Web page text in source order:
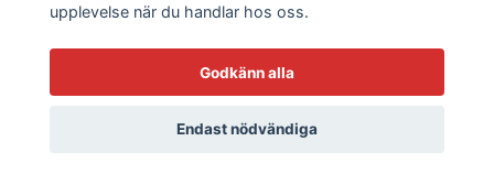
upplevelse när du handlar hos oss.
Godkänn alla
Endast nödvändiga